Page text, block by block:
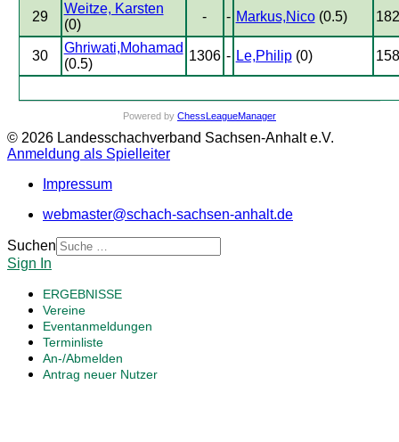
29
Weitze, Karsten
(0)
- - Markus,Nico(0.5)
30
Ghriwati,Mohamad
(0.5)
1306 - Le,Philip(0)
Powered by ChessLeagueManager
© 2026 Landesschachverband Sachsen-Anhalt e.V.
Anmeldung als Spielleiter
Impressum
webmaster@schach-sachsen-anhalt.de
Suchen
Sign In
ERGEBNISSE
Vereine
Eventanmeldungen
Terminliste
An-/Abmelden
Antrag neuer Nutzer